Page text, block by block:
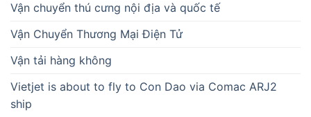
Vận chuyển thú cưng nội địa và quốc tế
Vận Chuyển Thương Mại Điện Tử
Vận tải hàng không
Vietjet is about to fly to Con Dao via Comac ARJ2
ship